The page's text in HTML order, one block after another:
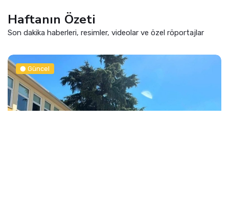
Haftanın Özeti
Son dakika haberleri, resimler, videolar ve özel röportajlar
Güncel